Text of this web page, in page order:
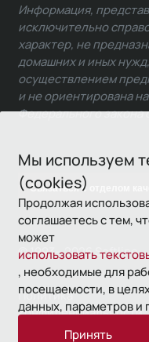
Мы используем
(cookies)
Продолжая
соглашаетесь с тем,
может
использовать
, необходимые для
посещаемости, в
данных, параметров и
Принять
Связаться с отделом
Информация,
исключительно
характер, не
домашних и иных
осуществлением
и не ориентирована
Федерального
© 1993—2026 Softline
Политика
конфиденциальности